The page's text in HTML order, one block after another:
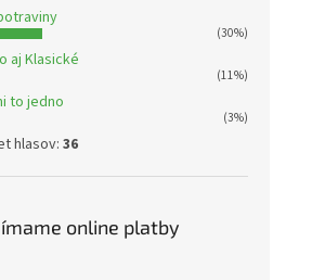
(30%)
aj Klasické
(11%)
to jedno
(3%)
hlasov:36
online platby